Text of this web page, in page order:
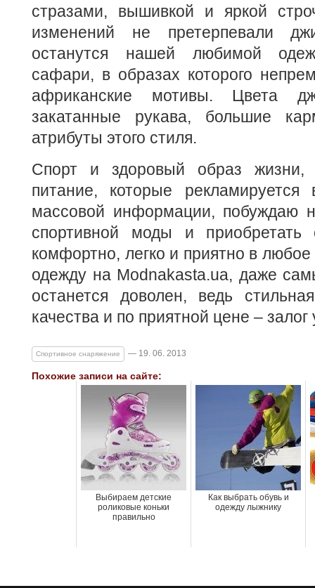
стразами, вышивкой и яркой
изменений не претерпевали
останутся нашей любимой
сафари, в образах которого
африканские мотивы. Цвета
закатанные рукава, большие
атрибуты этого стиля.
Спорт и здоровый образ жизни,
питание, которые рекламируется
массовой информации, побуждаю
спортивной моды и приобретать
комфортно, легко и приятно в
одежду на Modnakasta.ua, даже
останется доволен, ведь
качества и по приятной цене –
Спортивное снаряжение — 19. 06. 2013
Похожие записи на сайте:
Выбираем детские
роликовые коньки
правильно
Как выбрать обувь и
одежду лыжнику